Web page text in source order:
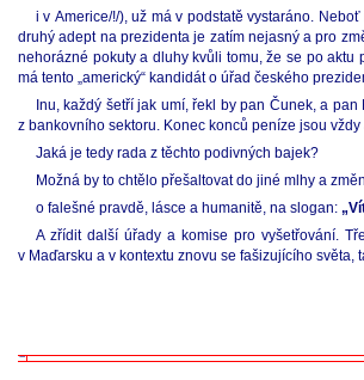
i v Americe/!/), už má v podstatě vystaráno.
druhý adept na prezidenta je zatím nejasný a pro
nehorázné pokuty a dluhy kvůli tomu, že se po aktu
má tento „americký“ kandidát o úřad českého
Inu, každý šetří jak umí, řekl by pan Čunek, a
z bankovního sektoru. Konec konců peníze jsou
Jaká je tedy rada z těchto podivných bajek?
Možná by to chtělo přešaltovat do jiné mlhy a
o falešné pravdě, lásce a humanitě, na slogan:
A zřídit další úřady a komise pro vyšetřování.
v Maďarsku a v kontextu znovu se fašizujícího světa,